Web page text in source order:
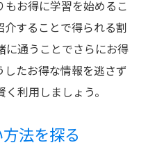
もお得に学習を始めるこ
することで得られる割
に通うことでさらにお得
したお得な情報を逃さず
利用しましょう。
法を探る